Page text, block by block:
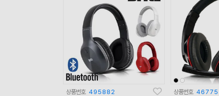
상품번호 495882 상품번호